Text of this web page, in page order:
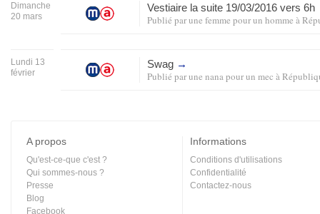
Dimanche
20 mars
Vestiaire la suite 19/03/2016 vers 6h
Publié parune femme pour un homme à
Lundi 13
février
Swag →
Publié parune nana pour un mec à
A propos
Qu'est-ce-que c'est ?
Qui sommes-nous ?
Presse
Blog
Facebook
Informations
Conditions d'utilisations
Confidentialité
Contactez-nous